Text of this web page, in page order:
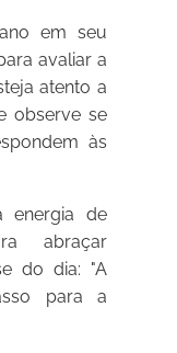
em seu
avaliar a
atento a
observe se
às
energia de
abraçar
do dia: "A
para a